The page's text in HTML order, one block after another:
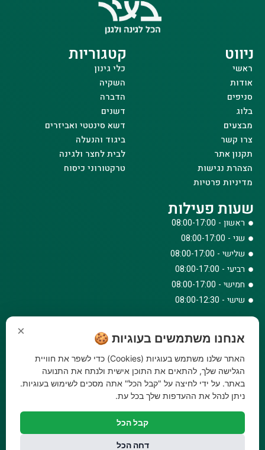
ניווט
ראשי
אודות
סניפים
בלוג
מבצעים
צרו קשר
תקנון אתר
הצהרת נגישות
מדיניות פרטיות
קטגוריות
כלי גינון
השקיה
הדברה
דשנים
דשא סינטטי ואביזרים
ביגוד והנעלה
לבית לחצר ולגינה
טרקטורוני כיסוח
שעות פעילות
ראשון - 08:00-17:00
שני - 08:00-17:00
שלישי - 08:00-17:00
רביעי - 08:00-17:00
חמישי - 08:00-17:00
שישי - 08:00-12:30
073-779-6243
וואטסאפ
amirbair@amir-agricul.co.il
אזורי חלוקה:כל הארץ
פייסבוק
אינסטגרם
עלות משלוח עד הבית 29.90 ₪, משלוח חינם בקניה מעל
× אנחנו משתמשים בעוגיות 🍪
האתר שלנו משתמש בעוגיות (Cookies) כדי לשפר את חוויית
הגלישה שלך, להתאים את התוכן אישית ולנתח את התנועה
באתר. על ידי לחיצה על "קבל הכל" אתה מסכים לשימוש בעוגיות.
ניתן לנהל את ההעדפות שלך בכל עת.
קבל הכל
דחה הכל